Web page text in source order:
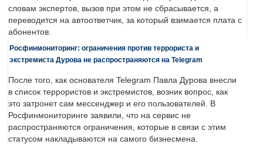
словам экспертов, вызов при этом не сбрасывается, а
переводится на автоответчик, за который взимается плата с
абонентов.
Росфинмониторинг: ограничения против террориста и
экстремиста Дурова не распространяются на Telegram
После того, как основателя Telegram Павла Дурова внесли
в список террористов и экстремистов, возник вопрос, как
это затронет сам мессенджер и его пользователей. В
Росфинмониторинге заявили, что на сервис не
распространяются ограничения, которые в связи с этим
статусом накладываются на самого бизнесмена.